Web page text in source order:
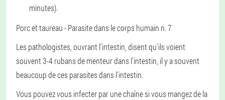
minutes).
Porc et taureau- Parasite dans le corps humain n. 7
Les pathologistes, ouvrant l'intestin, disent qu'ils voient
souvent 3-4 rubans de menteur dans l'intestin, il y a souvent
beaucoup de ces parasites dans l'intestin.
Vous pouvez vous infecter par une chaîne si vous mangez de la